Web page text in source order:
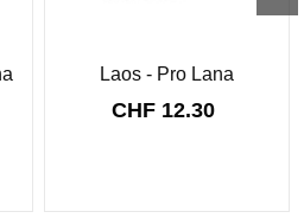
Laos - Pro Lana
CHF 12.30